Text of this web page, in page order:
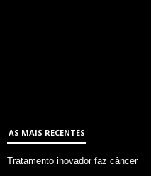
AS MAIS RECENTES
Tratamento inovador faz câncer